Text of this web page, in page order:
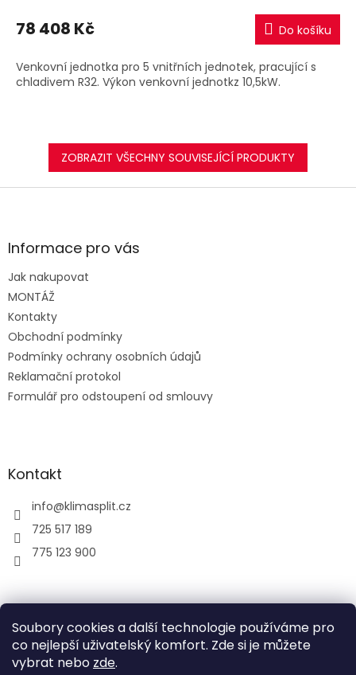
Soubory cookies a další technologie používáme pro
co nejlepší uživatelský komfort. Zde si je můžete
vybrat nebo zde.
78 408 Kč Do košíku
Venkovní jednotka pro 5 vnitřních jednotek, pracující s
chladivem R32. Výkon venkovní jednotkz 10,5kW.
ZOBRAZIT VŠECHNY SOUVISEJÍCÍ PRODUKTY
Z
aInformace pro vás
Jak nakupovat
MONTÁŽ
Kontakty
Obchodní podmínky
Podmínky ochrany osobních údajů
Reklamační protokol
Formulář pro odstoupení od smlouvy
Kontakt
info@klimasplit.cz
725 517 189
775 123 900
air-cool